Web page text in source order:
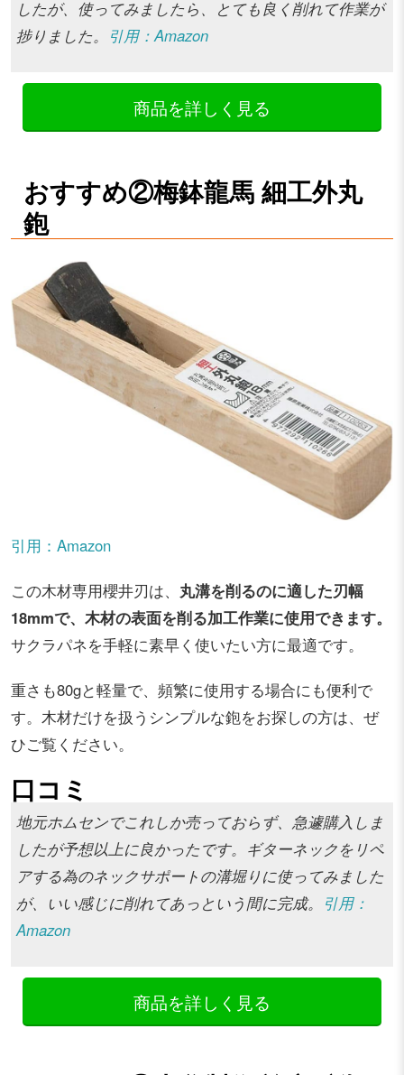
したが、使ってみましたら、とても良く削れて作業が
捗りました。 引用：Amazon
商品を詳しく見る
おすすめ②梅鉢龍馬 細工外丸
鉋
引用：Amazon
この木材専用櫻井刃は、 丸溝を削るのに適した刃幅
18mmで、木材の表面を削る加工作業に使用できます。
サクラパネを手軽に素早く使いたい方に最適です。
重さも80gと軽量で、頻繁に使用する場合にも便利で
す。木材だけを扱うシンプルな鉋をお探しの方は、ぜ
ひご覧ください。
口コミ
地元ホムセンでこれしか売っておらず、急遽購入しま
したが予想以上に良かったです。ギターネックをリペ
アする為のネックサポートの溝堀りに使ってみました
が、いい感じに削れてあっという間に完成。
引用：
Amazon
商品を詳しく見る